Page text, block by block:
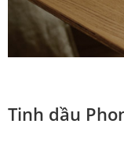
Tinh dầu